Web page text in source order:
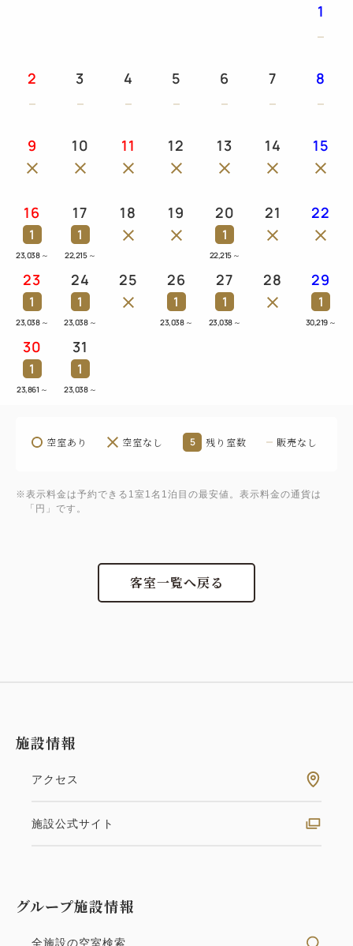
1
2 3 4 5 6 7 8
9 10 11 12 13 14 15
16
1
23,038 ～
17
1
22,215 ～
18 19 20
1
22,215 ～
21 22
23
1
23,038 ～
24
1
23,038 ～
25 26
1
23,038 ～
27
1
23,038 ～
28 29
1
30,219 ～
30
1
23,861 ～
31
1
23,038 ～
空室あり 空室なし 5 残り室数 販売なし
※表示料金は予約できる1室1名1泊目の最安値。表示料金の通貨は
「円」です。
客室一覧へ戻る
施設情報
アクセス
施設公式サイト
グループ施設情報
全施設の空室検索